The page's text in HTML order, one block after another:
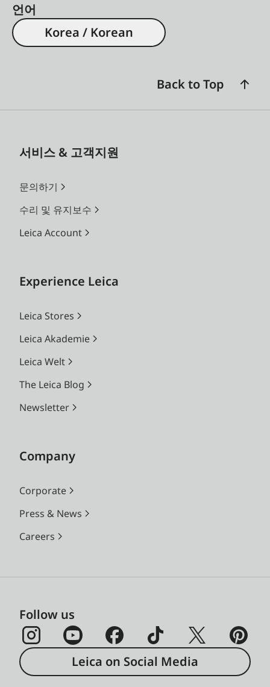
언어
Korea / Korean
Back to Top
서비스 & 고객지원
문의하기
수리 및 유지보수
Leica Account
Experience Leica
Leica Stores
Leica Akademie
Leica Welt
The Leica Blog
Newsletter
Company
Corporate
Press & News
Careers
Follow us
Leica on Social Media